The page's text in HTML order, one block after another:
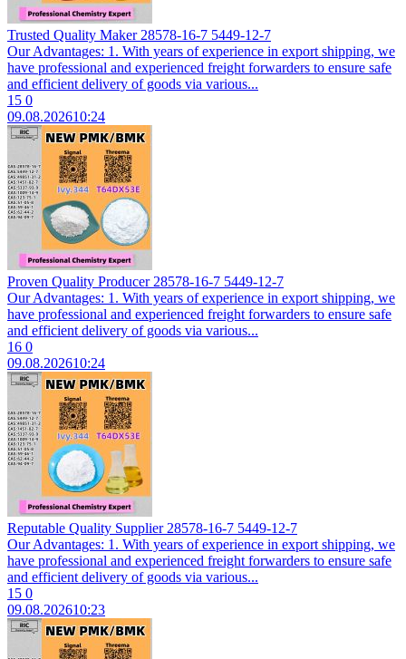
Trusted Quality Maker 28578-16-7 5449-12-7
Our Advantages: 1. With years of experience in export shipping, we
have professional and experienced freight forwarders to ensure safe
and efficient delivery of goods via various...
15 0
09.08.202610:24
Proven Quality Producer 28578-16-7 5449-12-7
Our Advantages: 1. With years of experience in export shipping, we
have professional and experienced freight forwarders to ensure safe
and efficient delivery of goods via various...
16 0
09.08.202610:24
Reputable Quality Supplier 28578-16-7 5449-12-7
Our Advantages: 1. With years of experience in export shipping, we
have professional and experienced freight forwarders to ensure safe
and efficient delivery of goods via various...
15 0
09.08.202610:23